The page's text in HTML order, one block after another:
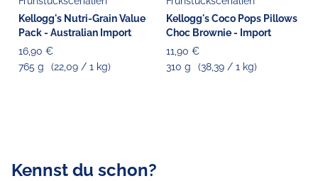
Verantwortlicher Lebensmittelunternehmer
Choppy's Food & Non-Food GmbH
Koldingstr. 1B
enthalten.
Kellogg's Nutri-Grain Value
Pack - Australian Import
16,90 €
765 g
(22,09 / 1 kg)
Kellogg's Coco Pops Pillows
Choc Brownie - Import
11,90 €
310 g
(38,39 / 1 kg)
Kennst du schon?